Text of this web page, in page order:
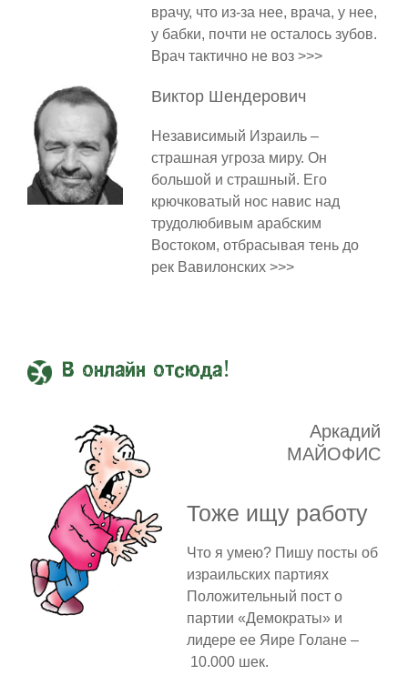
врачу, что из-за нее, врача, у нее,
у бабки, почти не осталось зубов.
Врач тактично не воз >>>
Виктор Шендерович
Независимый Израиль –
страшная угроза миру. Он
большой и страшный. Его
крючковатый нос навис над
трудолюбивым арабским
Востоком, отбрасывая тень до
рек Вавилонских >>>
В онлайн отсюда!
Аркадий
МАЙОФИС
Тоже ищу работу
Что я умею? Пишу посты об
израильских партиях
Положительный пост о
партии «Демократы» и
лидере ее Яире Голане –
10.000 шек.